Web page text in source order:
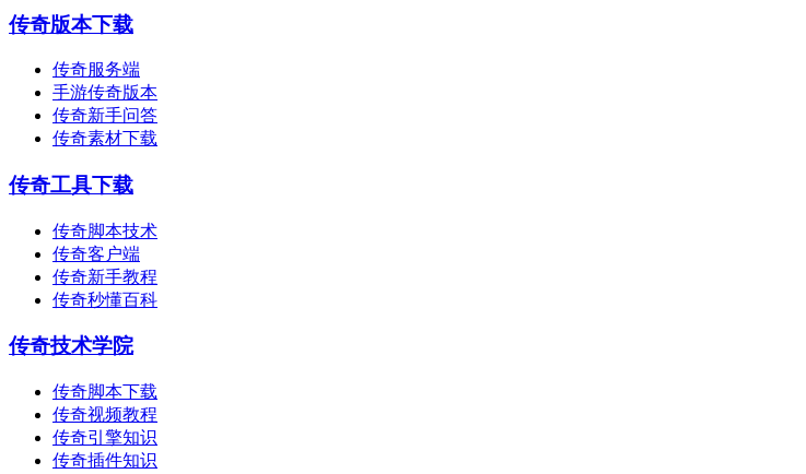
传奇版本下载
传奇服务端
手游传奇版本
传奇新手问答
传奇素材下载
传奇工具下载
传奇脚本技术
传奇客户端
传奇新手教程
传奇秒懂百科
传奇技术学院
传奇脚本下载
传奇视频教程
传奇引擎知识
传奇插件知识